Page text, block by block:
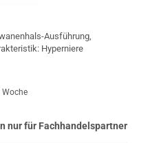
Ausführung,
Hyperniere
Woche
nur für Fachhandelspartner